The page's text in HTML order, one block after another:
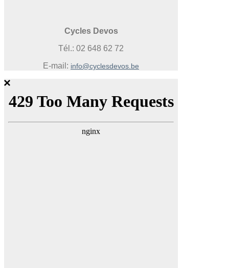
Cycles Devos
Tél.: 02 648 62 72
E-mail: info@cyclesdevos.be